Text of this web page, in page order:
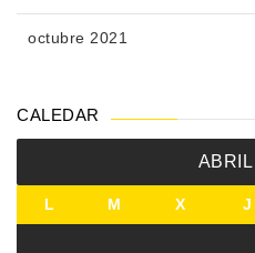
octubre 2021
CALEDAR
L M X J